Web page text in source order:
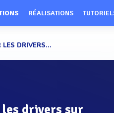
RÉALISATIONS
LES DRIVERS...
les drivers sur